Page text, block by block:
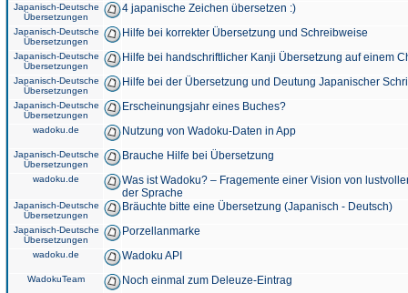
Japanisch-Deutsche
Übersetzungen
4 japanische Zeichen übersetzen :)
Japanisch-Deutsche
Übersetzungen
Hilfe bei korrekter Übersetzung und Schreibweise
Japanisch-Deutsche
Übersetzungen
Hilfe bei handschriftlicher Kanji Übersetzung auf einem
Japanisch-Deutsche
Übersetzungen
Hilfe bei der Übersetzung und Deutung Japanischer
Japanisch-Deutsche
Übersetzungen
Erscheinungsjahr eines Buches?
wadoku.de Nutzung von Wadoku-Daten in App
Japanisch-Deutsche
Übersetzungen
Brauche Hilfe bei Übersetzung
wadoku.de
Was ist Wadoku? – Fragemente einer Vision von
der Sprache
Japanisch-Deutsche
Übersetzungen
Bräuchte bitte eine Übersetzung (Japanisch - Deutsch)
Japanisch-Deutsche
Übersetzungen
Porzellanmarke
wadoku.de Wadoku API
WadokuTeam Noch einmal zum Deleuze-Eintrag